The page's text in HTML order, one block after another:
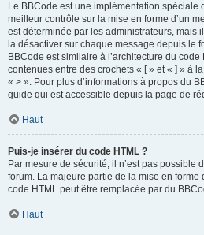
Le BBCode est une implémentation spéciale
meilleur contrôle sur la mise en forme d’un
est déterminée par les administrateurs, mais
la désactiver sur chaque message depuis le
BBCode est similaire à l’architecture du
contenues entre des crochets « [ » et « ] » à
« > ». Pour plus d’informations à propos du
guide qui est accessible depuis la page de
Haut
Puis-je insérer du code HTML ?
Par mesure de sécurité, il n’est pas possible
forum. La majeure partie de la mise en forme
code HTML peut être remplacée par du
Haut